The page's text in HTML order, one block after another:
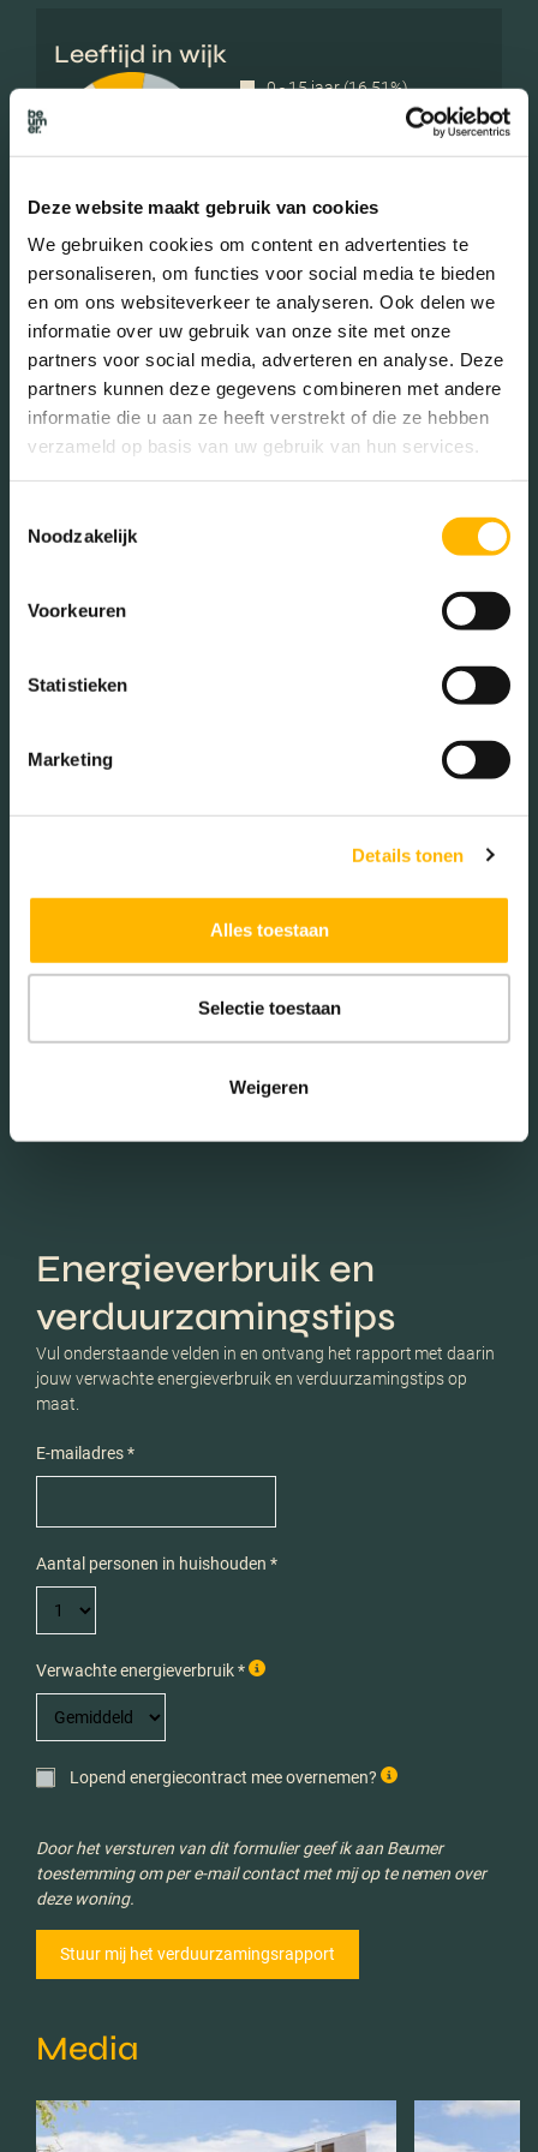
Deze website maakt gebruik van cookies
We gebruiken cookies om content en advertenties te
personaliseren, om functies voor social media te bieden
en om ons websiteverkeer te analyseren. Ook delen we
informatie over uw gebruik van onze site met onze
partners voor social media, adverteren en analyse. Deze
partners kunnen deze gegevens combineren met andere
informatie die u aan ze heeft verstrekt of die ze hebben
verzameld op basis van uw gebruik van hun services.
Noodzakelijk
Voorkeuren
Statistieken
Marketing
Details tonen
Alles toestaan
Selectie toestaan
Weigeren
Leeftijd in wijk
0 - 15 jaar (16.51%)
15 - 25 jaar (11.14%)
65+ jaar (16.21%)
Geslacht
Mannen (48.24%)
Vrouwen (51.76%)
Éénpersoons huishoudens
Energieverbruik en
verduurzamingstips
Vul onderstaande velden in en ontvang het rapport met daarin
jouw verwachte energieverbruik en verduurzamingstips op
maat.
E-mailadres *
Aantal personen in huishouden *
Verwachte energieverbruik *
Lopend energiecontract mee overnemen?
Door het versturen van dit formulier geef ik aan Beumer
toestemming om per e-mail contact met mij op te nemen over
deze woning.
Media